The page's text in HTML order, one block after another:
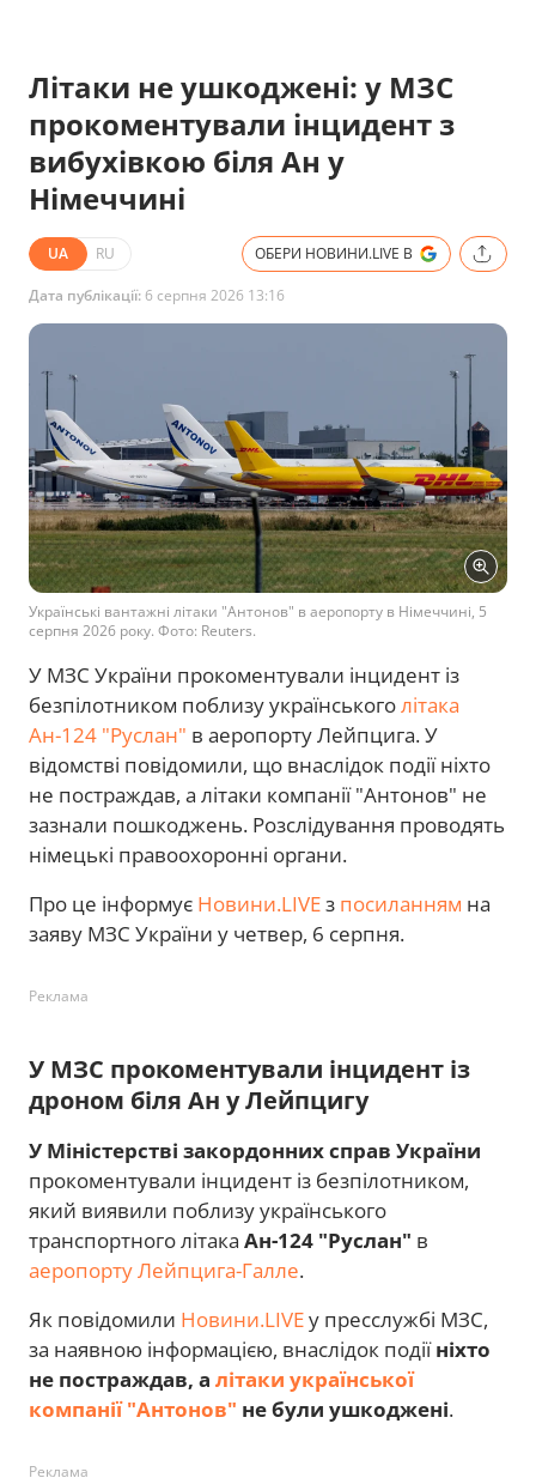
Літаки не ушкоджені: у МЗС
прокоментували інцидент з
вибухівкою біля Ан у
Німеччині
UA RU ОБЕРИ НОВИНИ.LIVE В
Дата публікації: 6 серпня 2026 13:16
Українські вантажні літаки "Антонов" в аеропорту в Німеччині, 5
серпня 2026 року. Фото: Reuters.
У МЗС України прокоментували інцидент із
безпілотником поблизу українськоголітака
Ан-124 "Руслан" в аеропорту Лейпцига. У
відомстві повідомили, що внаслідок події ніхто
не постраждав, а літаки компанії "Антонов" не
зазнали пошкоджень. Розслідування проводять
німецькі правоохоронні органи.
Про це інформує Новини.LIVEз посиланням на
заяву МЗС України у четвер, 6 серпня.
Реклама
У МЗС прокоментували інцидент із
дроном біля Ан у Лейпцигу
У Міністерстві закордонних справ України
прокоментували інцидент із безпілотником,
який виявили поблизу українського
транспортного літака Ан-124 "Руслан" в
аеропорту Лейпцига-Галле.
Як повідомили Новини.LIVEу пресслужбі МЗС,
за наявною інформацією, внаслідок подіїніхто
не постраждав, а літаки української
компанії "Антонов" не були ушкоджені.
Реклама